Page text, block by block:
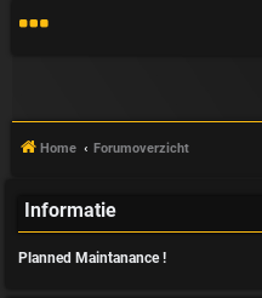
V
Home Forumoverzicht
Informatie
Planned Maintanance !